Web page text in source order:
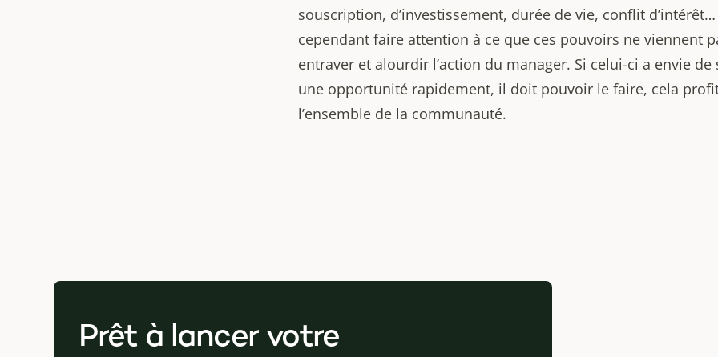
souscription, d’investissement, durée de vie, conflit
cependant faire attention à ce que ces pouvoirs ne viennent
entraver et alourdir l’action du manager. Si celui-ci a envie de
une opportunité rapidement, il doit pouvoir le faire, cela
l’ensemble de la communauté.
Prêt à lancer votre